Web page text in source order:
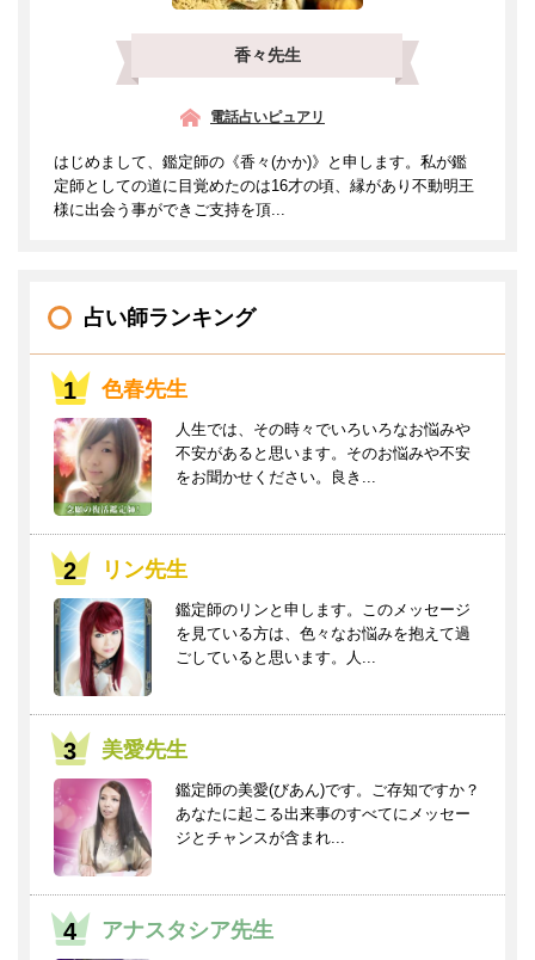
香々先生
電話占いピュアリ
はじめまして、鑑定師の《香々(かか)》と申します。私が鑑
定師としての道に目覚めたのは16才の頃、縁があり不動明王
様に出会う事ができご支持を頂...
占い師ランキング
色春先生
人生では、その時々でいろいろなお悩みや
不安があると思います。そのお悩みや不安
をお聞かせください。良き...
リン先生
鑑定師のリンと申します。このメッセージ
を見ている方は、色々なお悩みを抱えて過
ごしていると思います。人...
美愛先生
鑑定師の美愛(びあん)です。ご存知ですか？
あなたに起こる出来事のすべてにメッセー
ジとチャンスが含まれ...
アナスタシア先生